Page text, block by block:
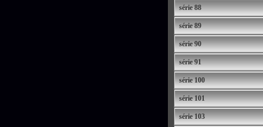
série 88
série 89
série 90
série 91
série 100
série 101
série 103